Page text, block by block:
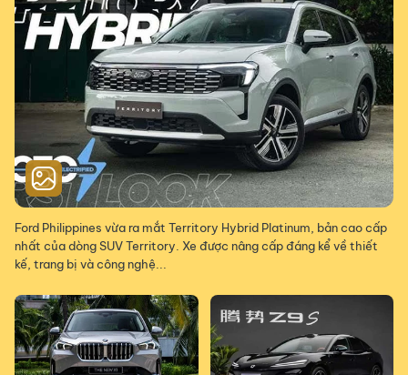
Ford Philippines vừa ra mắt Territory Hybrid Platinum, bản cao cấp
nhất của dòng SUV Territory. Xe được nâng cấp đáng kể về thiết
kế, trang bị và công nghệ...